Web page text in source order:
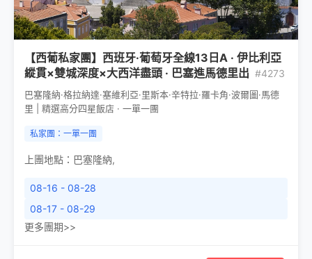
【西葡私家團】西班牙·葡萄牙全線13日A · 伊比利亞
縱貫×雙城深度×大西洋盡頭 · 巴塞進馬德里出 #4273
巴塞隆納·格拉納達·塞維利亞·里斯本·辛特拉·羅卡角·波爾圖·馬德
里 | 精選高分四星飯店 · 一單一團
私家團：一單一團
上團地點： 巴塞隆納,
08-16 - 08-28
08-17 - 08-29
更多團期>>